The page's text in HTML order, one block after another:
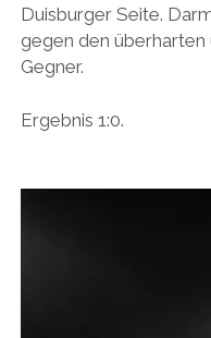
Duisburger Seite.
gegen den überharten
Gegner.
Ergebnis 1:0.